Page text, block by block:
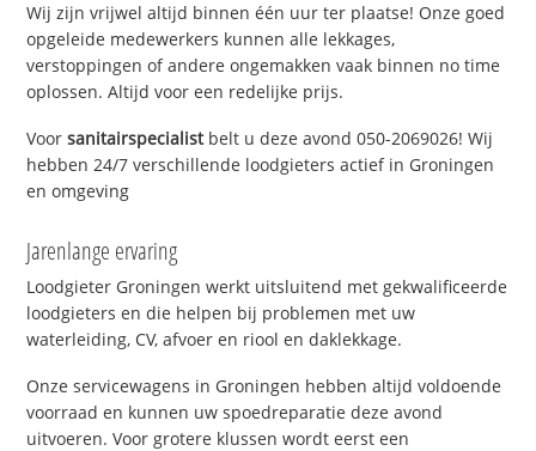
Wij zijn vrijwel altijd binnen één uur ter plaatse! Onze goed
opgeleide medewerkers kunnen alle lekkages,
verstoppingen of andere ongemakken vaak binnen no time
oplossen. Altijd voor een redelijke prijs.
Voorsanitairspecialistbelt u deze avond 050-2069026! Wij
hebben 24/7 verschillende loodgieters actief in Groningen
en omgeving
Jarenlange ervaring
Loodgieter Groningen werkt uitsluitend met gekwalificeerde
loodgieters en die helpen bij problemen met uw
waterleiding, CV, afvoer en riool en daklekkage.
Onze servicewagens in Groningen hebben altijd voldoende
voorraad en kunnen uw spoedreparatie deze avond
uitvoeren. Voor grotere klussen wordt eerst een